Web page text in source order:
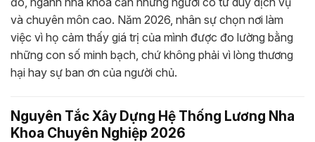
và chuyên môn cao. Năm 2026, nhân sự chọn nơi làm
việc vì họ cảm thấy giá trị của mình được đo lường bằng
những con số minh bạch, chứ không phải vì lòng thương
hại hay sự ban ơn của người chủ.
Nguyên Tắc Xây Dựng Hệ Thống Lương Nha
Khoa Chuyên Nghiệp 2026